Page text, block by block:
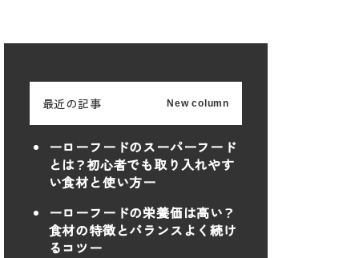
最近の記事 New column
ーローフードのスーパーフード
とは？初心者でも取り入れやす
い食材と使い方ー
ーローフードの栄養価は高い？
食材の特徴とバランスよく続け
るコツー